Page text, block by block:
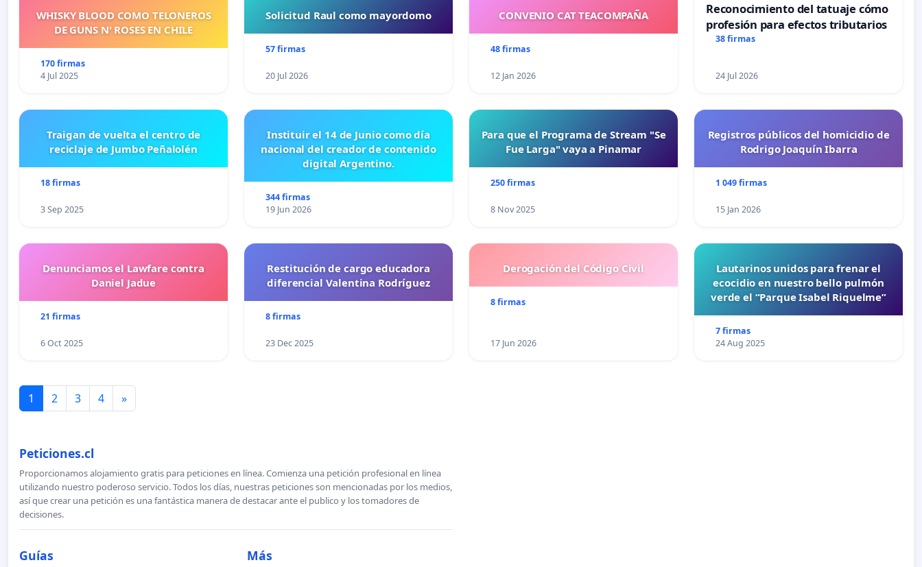
WHISKY BLOOD COMO TELONEROS
DE GUNS N' ROSES EN CHILE
170 firmas
4 Jul 2025
Solicitud Raul como mayordomo
57 firmas
20 Jul 2026
CONVENIO CAT TEACOMPAÑA
48 firmas
12 Jan 2026
Reconocimiento del tatuaje cómo
profesión para efectos tributarios
38 firmas
24 Jul 2026
Traigan de vuelta el centro de
reciclaje de Jumbo Peñalolén
18 firmas
3 Sep 2025
Instituir el 14 de Junio como día
nacional del creador de contenido
digital Argentino.
344 firmas
19 Jun 2026
Para que el Programa de Stream "Se
Fue Larga" vaya a Pinamar
250 firmas
8 Nov 2025
Registros públicos del homicidio de
Rodrigo Joaquín Ibarra
1 049 firmas
15 Jan 2026
Denunciamos el Lawfare contra
Daniel Jadue
21 firmas
6 Oct 2025
Restitución de cargo educadora
diferencial Valentina Rodríguez
8 firmas
23 Dec 2025
Derogación del Código Civil
8 firmas
17 Jun 2026
Lautarinos unidos para frenar el
ecocidio en nuestro bello pulmón
verde el “Parque Isabel Riquelme”
7 firmas
24 Aug 2025
1 2 3 4 »
Peticiones.cl
Proporcionamos alojamiento gratis para peticiones en línea. Comienza una petición profesional en línea
utilizando nuestro poderoso servicio. Todos los días, nuestras peticiones son mencionadas por los medios,
así que crear una petición es una fantástica manera de destacar ante el publico y los tomadores de
decisiones.
Guías Más